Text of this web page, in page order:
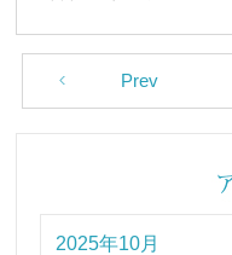
Prev
2025年10月